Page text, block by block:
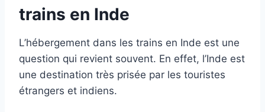
trains en Inde
L’hébergement dans les trains en Inde est une
question qui revient souvent. En effet, l’Inde est
une destination très prisée par les touristes
étrangers et indiens.